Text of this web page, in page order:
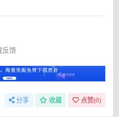
反馈
分享 收藏 点赞(0)